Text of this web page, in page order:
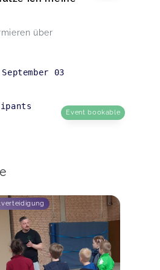
ich meine Kinder?" Spelle
meine Kinder?" Spelle
Ich habe einiges für
können, auch zeitnah zum
zum Glück auch im
bestätigt (unsere Kinder
beide schon beim Kurs für
über
September 03
Event bookable